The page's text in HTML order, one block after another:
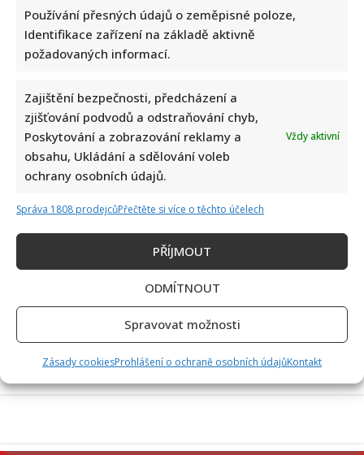
Používání přesných údajů o zeměpisné poloze,
Identifikace zařízení na základě aktivně
požadovaných informací.
Zajištění bezpečnosti, předcházení a
zjišťování podvodů a odstraňování chyb,
Poskytování a zobrazování reklamy a
obsahu, Ukládání a sdělování voleb
ochrany osobních údajů.
Vždy aktivní
Správa 1808 prodejcůPřečtěte si více o těchto účelech
PŘÍJMOUT
ODMÍTNOUT
Spravovat možnosti
Zásady cookiesProhlášení o ochraně osobních údajůKontakt
Test znalostí staré češtiny: 10 výrazů z počátku 20. století
odhalí, kdo by se tehdy domluvil
Dagmar Pecková pod palbou kritiky: Mračková Vildumetzová
Poslední chvíle Ivety Bartošové: Maminka z telefonátu
cítila zlepšení, poté přišla nejtvrdší rána